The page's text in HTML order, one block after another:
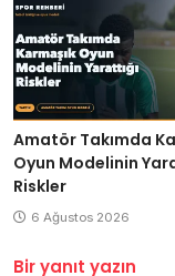
Amatör Takımda
Oyun Modelinin
Riskler
6 Ağustos 2026
Bir yanıt yazın